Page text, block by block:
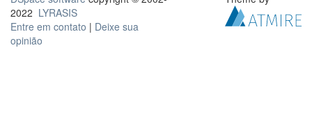
2022 LYRASIS
Entre em contato | Deixe sua
opinião